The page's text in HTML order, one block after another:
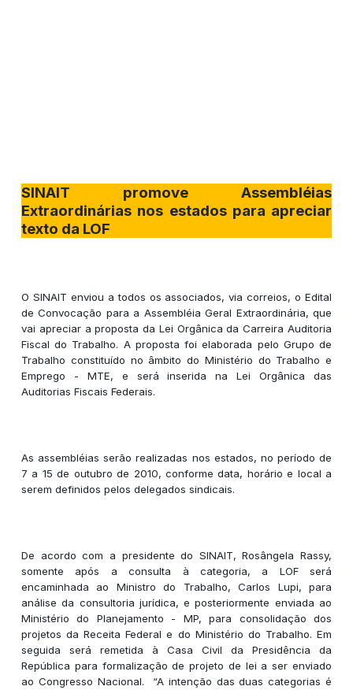
SINAIT promove Assembléias
Extraordinárias nos estados para apreciar
texto da LOF
O SINAIT enviou a todos os associados, via correios, o Edital
de Convocação para a Assembléia Geral Extraordinária, que
vai apreciar a proposta da Lei Orgânica da Carreira Auditoria
Fiscal do Trabalho. A proposta foi elaborada pelo Grupo de
Trabalho constituído no âmbito do Ministério do Trabalho e
Emprego - MTE, e será inserida na Lei Orgânica das
Auditorias Fiscais Federais.
As assembléias serão realizadas nos estados, no período de
7 a 15 de outubro de 2010, conforme data, horário e local a
serem definidos pelos delegados sindicais.
De acordo com a presidente do SINAIT, Rosângela Rassy,
somente após a consulta à categoria, a LOF será
encaminhada ao Ministro do Trabalho, Carlos Lupi, para
análise da consultoria jurídica, e posteriormente enviada ao
Ministério do Planejamento - MP, para consolidação dos
projetos da Receita Federal e do Ministério do Trabalho. Em
seguida será remetida à Casa Civil da Presidência da
República para formalização de projeto de lei a ser enviado
ao Congresso Nacional. “A intenção das duas categorias é